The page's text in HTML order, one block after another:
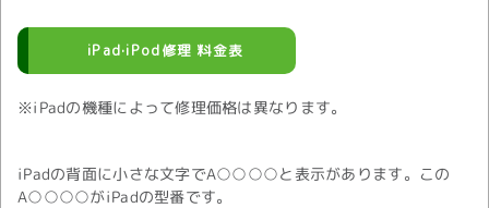
iPad·iPod修理 料金表
※iPadの機種によって修理価格は異なります。
iPadの背面に小さな文字でA○○○○と表示があります。この
A○○○○がiPadの型番です。